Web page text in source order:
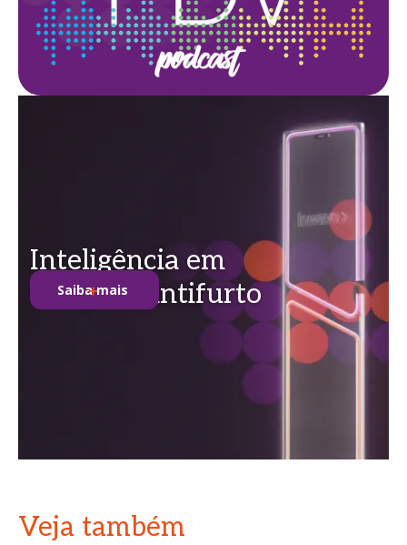
Inteligência em
soluções antifurto
Saiba mais
Veja também